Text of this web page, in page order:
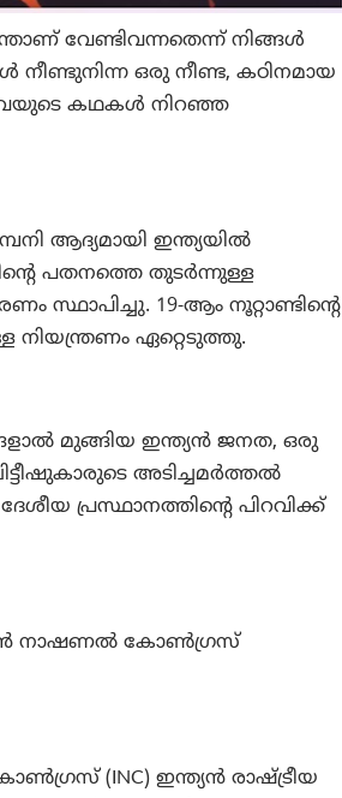
വേണ്ടിവന്നതെന്ന് നിങ്ങൾ
നീണ്ടുനിന്ന ഒരു നീണ്ട, കഠിനമായ
കഥകൾ നിറഞ്ഞ
ആദ്യമായി ഇന്ത്യയിൽ
പതനത്തെ തുടർന്നുള്ള
19-ആം നൂറ്റാണ്ടിന്റെ
നിയന്ത്രണം ഏറ്റെടുത്തു.
മുങ്ങിയ ഇന്ത്യൻ ജനത, ഒരു
അടിച്ചമർത്തൽ
പ്രസ്ഥാനത്തിന്റെ പിറവിക്ക്
നാഷണൽ കോൺഗ്രസ്
(INC) ഇന്ത്യൻ രാഷ്ട്രീയ